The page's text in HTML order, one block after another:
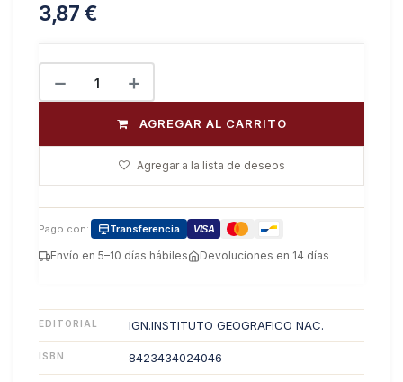
3,87 €
AGREGAR AL CARRITO
Agregar a la lista de deseos
Pago con: Transferencia VISA
Envío en 5–10 días hábiles Devoluciones en 14 días
EDITORIAL IGN.INSTITUTO GEOGRAFICO NAC.
ISBN 8423434024046